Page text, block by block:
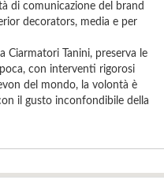
di comunicazione del brand
decorators, media e per
Ciarmatori Tanini, preserva le
con interventi rigorosi
del mondo, la volontà è
il gusto inconfondibile della